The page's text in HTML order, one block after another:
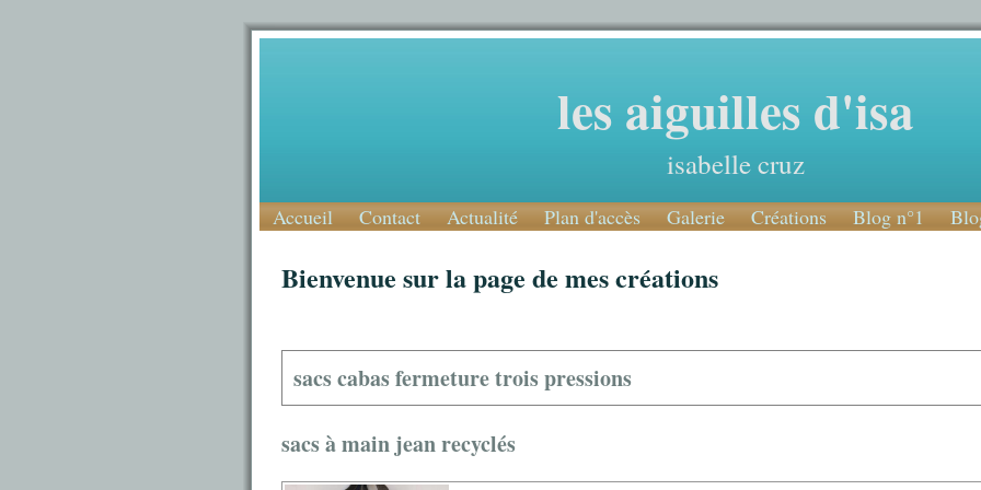
les aiguilles d'isa
isabelle cruz
Accueil Contact Actualité Plan d'accès Galerie Créations Blog n°1
Bienvenue sur la page de mes créations
sacs cabas fermeture trois pressions
sacs à main jean recyclés